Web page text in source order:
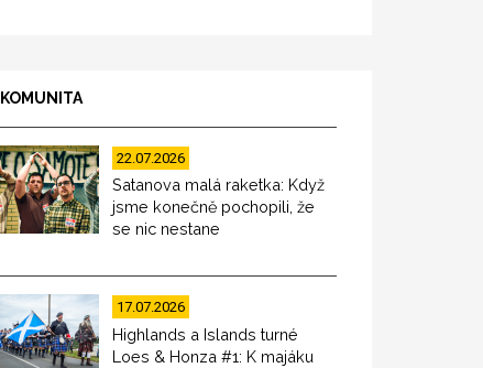
KOMUNITA
22.07.2026
Satanova malá raketka: Když
jsme konečně pochopili, že
se nic nestane
17.07.2026
Highlands a Islands turné
Loes & Honza #1: K majáku